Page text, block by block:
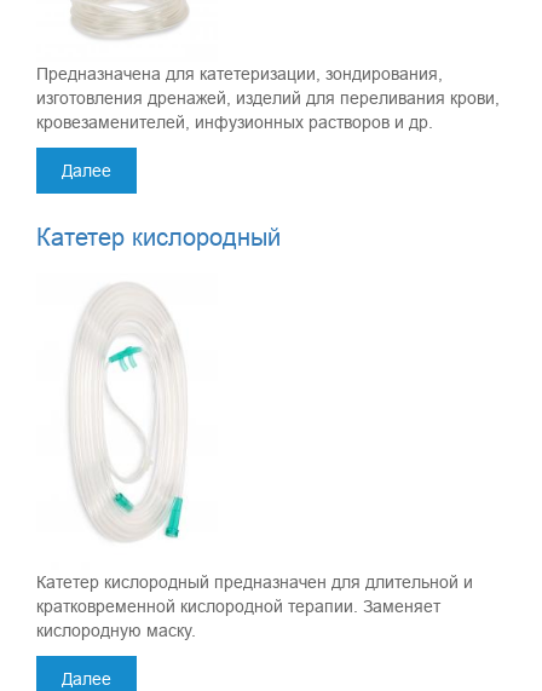
Предназначена для катетеризации, зондирования,
изготовления дренажей, изделий для переливания крови,
кровезаменителей, инфузионных растворов и др.
Далее
Катетер кислородный
Катетер кислородный предназначен для длительной и
кратковременной кислородной терапии. Заменяет
кислородную маску.
Далее